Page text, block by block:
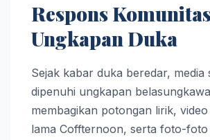
Respons
Ungkapan Duka
Sejak kabar duka beredar, media
dipenuhi ungkapan
membagikan potongan lirik,
lama Coffternoon, serta foto-foto